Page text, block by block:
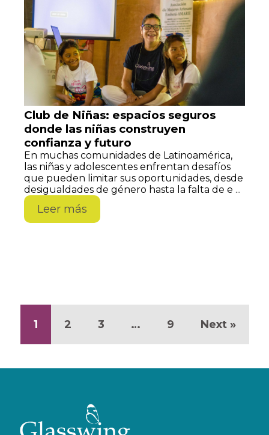
Club de Niñas: espacios seguros
donde las niñas construyen
confianza y futuro
En muchas comunidades de Latinoamérica,
las niñas y adolescentes enfrentan desafíos
que pueden limitar sus oportunidades, desde
desigualdades de género hasta la falta de e ...
Leer más
1 2 3 … 9 Next »